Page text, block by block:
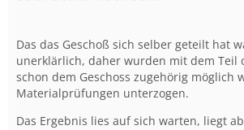
Das das Geschoß sich selber geteilt hat
unerklärlich, daher wurden mit dem Teil
schon dem Geschoss zugehörig möglich
Materialprüfungen unterzogen.
Das Ergebnis lies auf sich warten, liegt